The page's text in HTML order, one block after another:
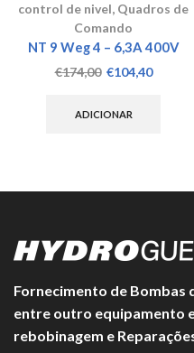
control de nivel, Quadros de
Comando
NT 9 Weg 4 – 6,3A 400V
€174,00 O
original
€104,40O
ADICIONAR
Fornecimento de Bombas
entre outro equipamento
rebobinagem e